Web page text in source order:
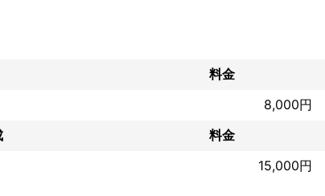
撮影する環境をつくり、遊んでいる様子を中心に自然な笑顔
がなんども見返したくなる写真を提供します。
～）
料金
8,000円
料金
15,000円